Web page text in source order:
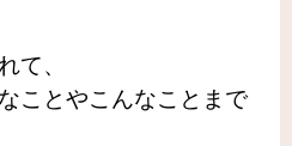
て、
ことやこんなことまで